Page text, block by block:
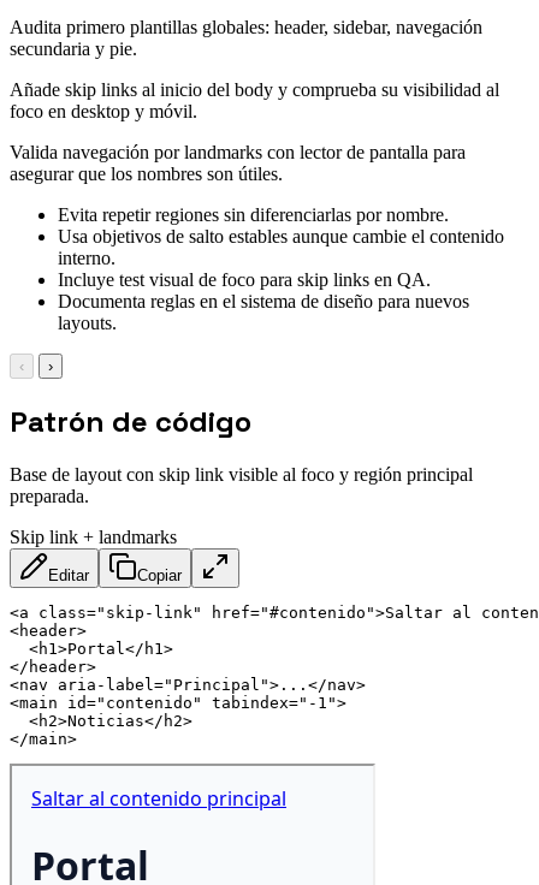
Audita primero plantillas globales: header, sidebar, navegación
secundaria y pie.
Añade skip links al inicio del body y comprueba su visibilidad al
foco en desktop y móvil.
Valida navegación por landmarks con lector de pantalla para
asegurar que los nombres son útiles.
Evita repetir regiones sin diferenciarlas por nombre.
Usa objetivos de salto estables aunque cambie el contenido
interno.
Incluye test visual de foco para skip links en QA.
Documenta reglas en el sistema de diseño para nuevos
layouts.
‹ ›
Patrón de código
Base de layout con skip link visible al foco y región principal
preparada.
Skip link + landmarks
Editar Copiar
<a class=" skip-link " href="#contenido ">Saltar al
<header>
<h1 >Portal </ h1 >
</ header>
<nav aria-label =" Principal "> ... </nav>
<main id=" contenido " tabindex=" -1 ">
<h2>Noticias</ h2>
</main>